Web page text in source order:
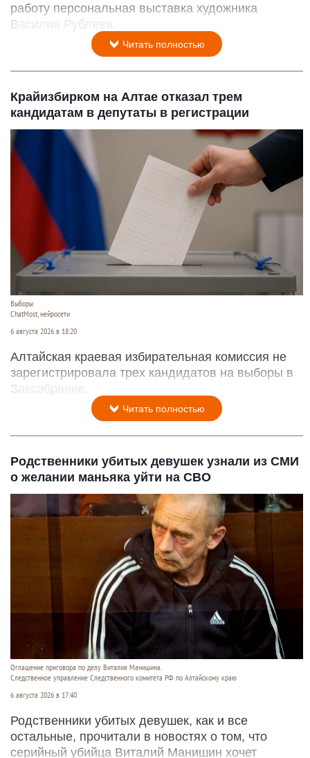
работу персональная выставка художника
Василия Рублева.
Читать полностью
Крайизбирком на Алтае отказал трем
кандидатам в депутаты в регистрации
Выборы
ChatMost, нейросети
6 августа 2026 в 18:20
Алтайская краевая избирательная комиссия не
зарегистрировала трех кандидатов на выборы в
Заксобрание.
Читать полностью
Родственники убитых девушек узнали из СМИ
о желании маньяка уйти на СВО
Оглашение приговора по делу Виталия Манишина.
Следственное управление Следственного комитета РФ по Алтайскому краю
6 августа 2026 в 17:40
Родственники убитых девушек, как и все
остальные, прочитали в новостях о том, что
серийный убийца Виталий Манишин хочет